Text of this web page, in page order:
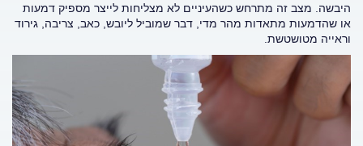
היבשה. מצב זה מתרחש כשהעיניים לא מצליחות לייצר מספיק דמעות
או שהדמעות מתאדות מהר מדי, דבר שמוביל ליובש, כאב, צריבה, גירוד
וראייה מטושטשת.